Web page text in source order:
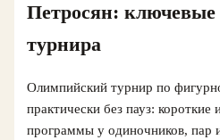
Петросян: ключевые
турнира
Олимпийский турнир по
практически без пауз: короткие
программы у одиночников, пар